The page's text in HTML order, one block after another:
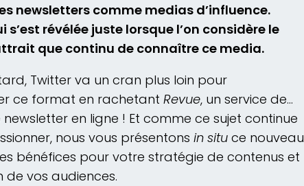
newsletters comme medias d’influence.
s’est révélée juste lorsque l’on considère le
que continu de connaître ce media.
Twitter va un cran plus loin pour
ce format en rachetant Revue, un service de…
en ligne ! Et comme ce sujet continue
nous vous présentons in situ ce nouveau
bénéfices pour votre stratégie de contenus et
de vos audiences.